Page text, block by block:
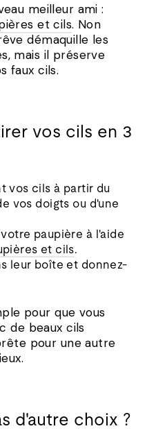
meilleur ami :
et cils. Non
démaquille les
mais il préserve
faux cils.
vos cils en 3
vos cils à partir du
vos doigts ou d'une
paupière à l'aide
et cils.
leur boîte et donnez-
pour que vous
de beaux cils
pour une autre
d'autre choix ?